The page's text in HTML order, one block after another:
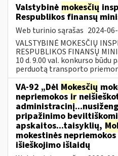
Valstybinė mokesčių
Respublikos finansų
Web turinio sąrašas 2024-
VALSTYBINĖ MOKESČIŲ
RESPUBLIKOS FINANSŲ
10 d. 9.00 val. konkurso būdu
perduotą transporto
VA-92 „Dėl Mokesčių
nepriemokosir
pripažinimo
apskaitos...taisyklių,
mokestinės
išieškojimo išlaidų